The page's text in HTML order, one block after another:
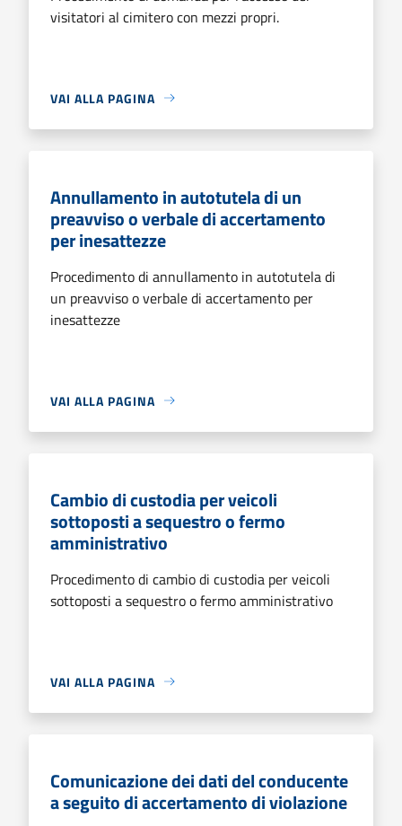
visitatori al cimitero con mezzi propri.
VAI ALLA PAGINA
Annullamento in autotutela di un
preavviso o verbale di accertamento
per inesattezze
Procedimento di annullamento in autotutela di
un preavviso o verbale di accertamento per
inesattezze
VAI ALLA PAGINA
Cambio di custodia per veicoli
sottoposti a sequestro o fermo
amministrativo
Procedimento di cambio di custodia per veicoli
sottoposti a sequestro o fermo amministrativo
VAI ALLA PAGINA
Comunicazione dei dati del conducente
a seguito di accertamento di violazione